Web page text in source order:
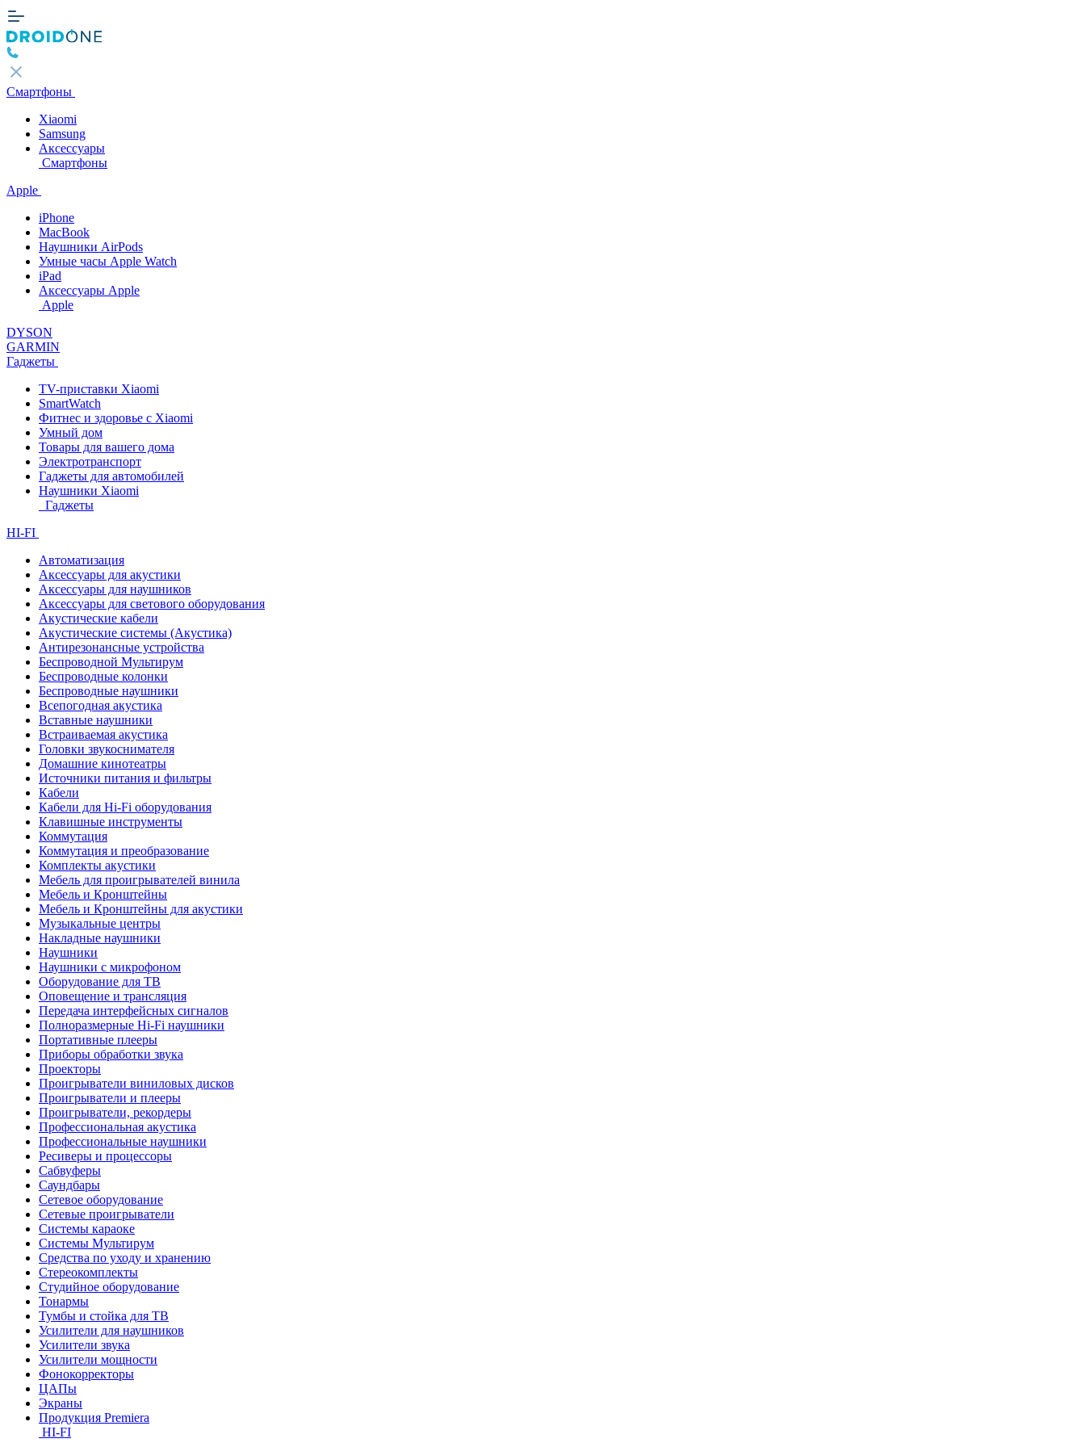
Смартфоны
Xiaomi
Samsung
Аксессуары
Смартфоны
Apple
iPhone
MacBook
Наушники AirPods
Умные часы Apple Watch
iPad
Аксессуары Apple
Apple
DYSON
GARMIN
Гаджеты
TV-приставки Xiaomi
SmartWatch
Фитнес и здоровье с Xiaomi
Умный дом
Товары для вашего дома
Электротранспорт
Гаджеты для автомобилей
Наушники Xiaomi
Гаджеты
HI-FI
Автоматизация
Аксессуары для акустики
Аксессуары для наушников
Аксессуары для светового оборудования
Акустические кабели
Акустические системы (Акустика)
Антирезонансные устройства
Беспроводной Мультирум
Беспроводные колонки
Беспроводные наушники
Всепогодная акустика
Вставные наушники
Встраиваемая акустика
Головки звукоснимателя
Домашние кинотеатры
Источники питания и фильтры
Кабели
Кабели для Hi-Fi оборудования
Клавишные инструменты
Коммутация
Коммутация и преобразование
Комплекты акустики
Мебель для проигрывателей винила
Мебель и Кронштейны
Мебель и Кронштейны для акустики
Музыкальные центры
Накладные наушники
Наушники
Наушники с микрофоном
Оборудование для ТВ
Оповещение и трансляция
Передача интерфейсных сигналов
Полноразмерные Hi-Fi наушники
Портативные плееры
Приборы обработки звука
Проекторы
Проигрыватели виниловых дисков
Проигрыватели и плееры
Проигрыватели, рекордеры
Профессиональная акустика
Профессиональные наушники
Ресиверы и процессоры
Сабвуферы
Саундбары
Сетевое оборудование
Сетевые проигрыватели
Системы караоке
Системы Мультирум
Средства по уходу и хранению
Стереокомплекты
Студийное оборудование
Тонармы
Тумбы и стойка для ТВ
Усилители для наушников
Усилители звука
Усилители мощности
Фонокорректоры
ЦАПы
Экраны
Продукция Premiera
HI-FI